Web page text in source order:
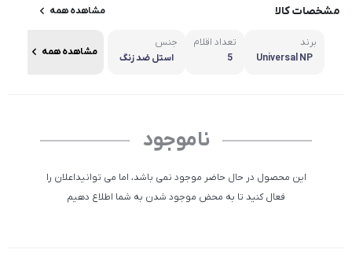
مشخصات کالا مشاهده همه
برند
Universal NP
تعداد اقلام
5
جنس
استل ضد زنگ
مشاهده همه
ناموجود
این محصول در حال حاضر موجود نمی باشد، اما می توانیداعلان را
فعال کنید تا به محض موجود شدن به شما اطلاع دهیم